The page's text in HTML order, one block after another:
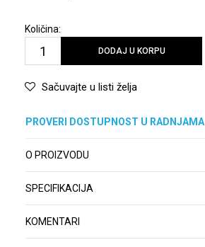
Količina:
DODAJ U KORPU
Sačuvajte u listi želja
PROVERI DOSTUPNOST U RADNJAMA
O PROIZVODU
SPECIFIKACIJA
KOMENTARI